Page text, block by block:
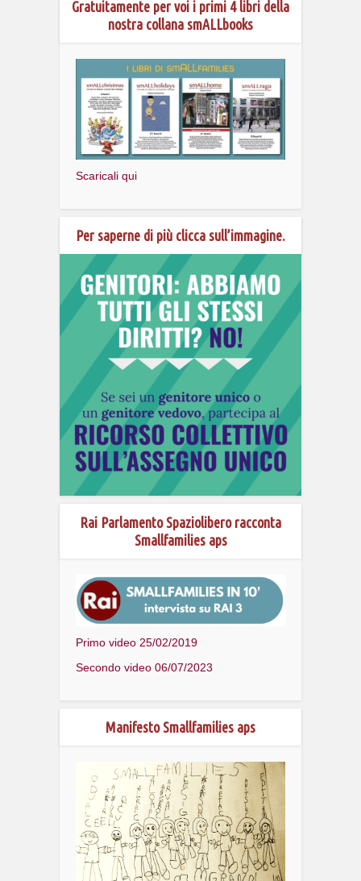
Gratuitamente per voi i primi 4 libri della
nostra collana smALLbooks
Scaricali qui
Per saperne di più clicca sull’immagine.
Rai Parlamento Spaziolibero racconta
Smallfamilies aps
Primo video 25/02/2019
Secondo video 06/07/2023
Manifesto Smallfamilies aps